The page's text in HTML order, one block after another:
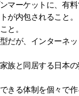
マーケットに、有
が内包されること。
と。
だが、インターネ
族と同居する日本
きる体制を個々で